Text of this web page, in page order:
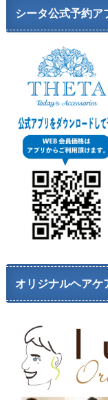
シータ公式予約ア
オリジナルヘアケ